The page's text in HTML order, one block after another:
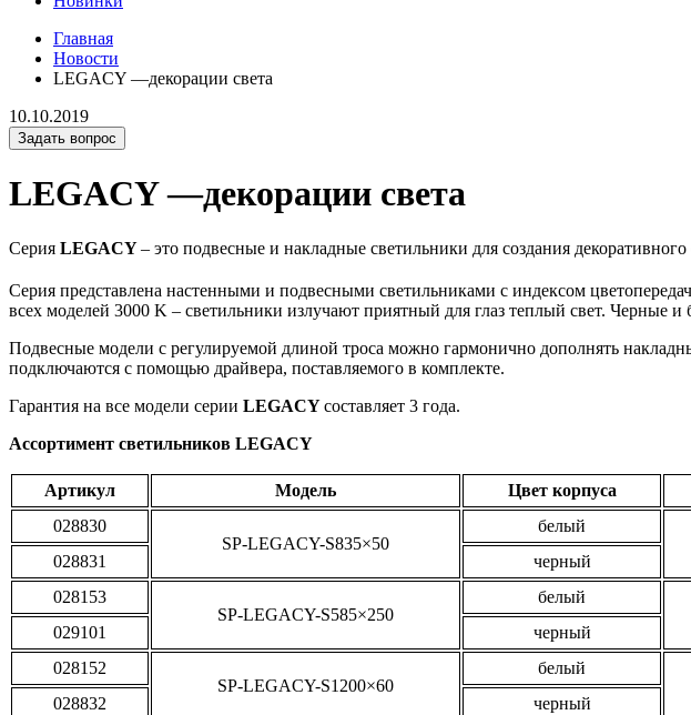
Главная
Новости
LEGACY —декорации света
10.10.2019
Задать вопрос
LEGACY —декорации света
Серия LEGACY– это подвесные и накладные светильники для создания
Серия представлена настенными и подвесными светильниками с индексом
всех моделей 3000 K – светильники излучают приятный для глаз теплый свет. Черные
Подвесные модели с регулируемой длиной троса можно гармонично дополнять
подключаются с помощью драйвера, поставляемого в комплекте.
Гарантия на все модели серии LEGACYсоставляет 3 года.
Ассортимент светильников LEGACY
Артикул Модель Цвет корпуса
028830
SP-LEGACY-S835×50
белый
028831
черный
028153
SP-LEGACY-S585×250
белый
029101
черный
028152
SP-LEGACY-S1200×60
белый
028832
черный